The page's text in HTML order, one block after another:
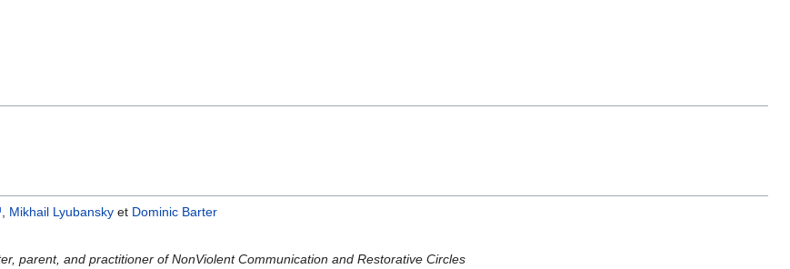
Mikhail Lyubansky et Dominic Barter
parent, and practitioner of NonViolent Communication and Restorative Circles